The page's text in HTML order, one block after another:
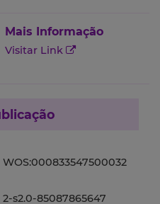
Mais Informação
Visitar Link
WOS:000833547500032
2-s2.0-85087865647